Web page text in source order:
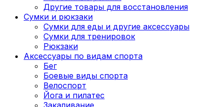
Другие товары для восстановления
Сумки и рюкзаки
Сумки для еды и другие аксессуары
Сумки для тренировок
Рюкзаки
Аксессуары по видам спорта
Бег
Боевые виды спорта
Велоспорт
Йога и пилатес
Закаливание